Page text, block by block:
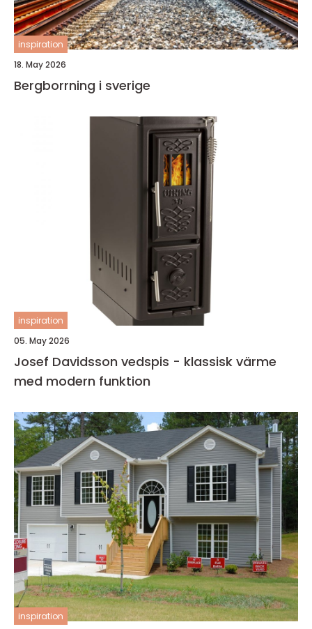
inspiration
18. May 2026
Bergborrning i sverige
inspiration
05. May 2026
Josef Davidsson vedspis - klassisk värme
med modern funktion
inspiration